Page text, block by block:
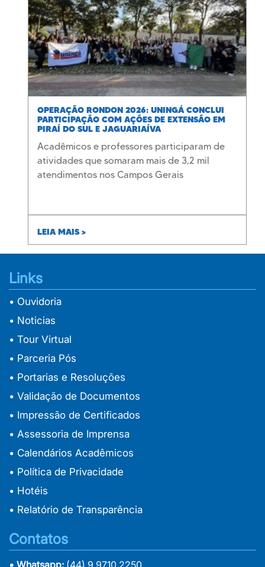
OPERAÇÃO RONDON 2026: UNINGÁ CONCLUI
PARTICIPAÇÃO COM AÇÕES DE EXTENSÃO EM
PIRAÍ DO SUL E JAGUARIAÍVA
Acadêmicos e professores participaram de
atividades que somaram mais de 3,2 mil
atendimentos nos Campos Gerais
LEIA MAIS >
Links
• Ouvidoria
• Noticias
• Tour Virtual
• Parceria Pós
• Portarias e Resoluções
• Validação de Documentos
• Impressão de Certificados
• Assessoria de Imprensa
• Calendários Acadêmicos
• Política de Privacidade
• Hotéis
• Relatório de Transparência
Contatos